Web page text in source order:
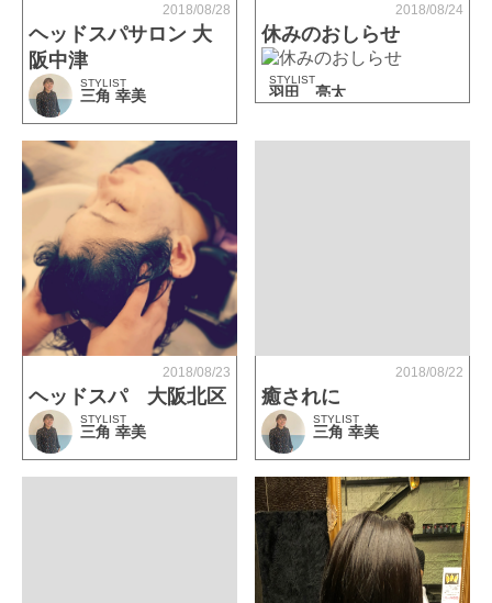
2018/08/28
ヘッドスパサロン 大
阪中津
STYLIST
三角 幸美
2018/08/24
休みのおしらせ
STYLIST
羽田 亮太
2018/08/23
ヘッドスパ 大阪北区
STYLIST
三角 幸美
2018/08/22
癒されに
STYLIST
三角 幸美